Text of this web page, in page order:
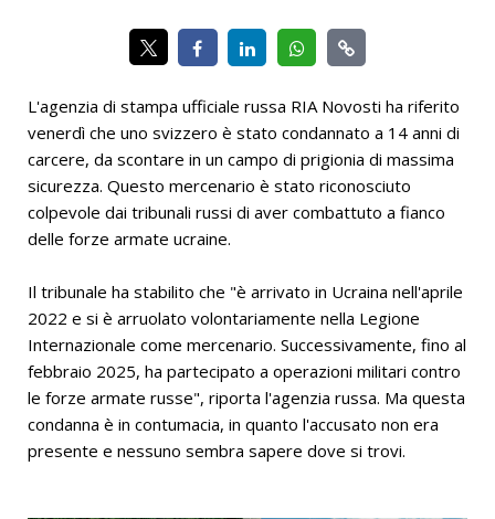
L'agenzia di stampa ufficiale russa RIA Novosti ha riferito
venerdì che uno svizzero è stato condannato a 14 anni di
carcere, da scontare in un campo di prigionia di massima
sicurezza. Questo mercenario è stato riconosciuto
colpevole dai tribunali russi di aver combattuto a fianco
delle forze armate ucraine.
Il tribunale ha stabilito che "è arrivato in Ucraina nell'aprile
2022 e si è arruolato volontariamente nella Legione
Internazionale come mercenario. Successivamente, fino al
febbraio 2025, ha partecipato a operazioni militari contro
le forze armate russe", riporta l'agenzia russa. Ma questa
condanna è in contumacia, in quanto l'accusato non era
presente e nessuno sembra sapere dove si trovi.